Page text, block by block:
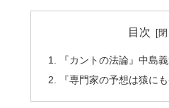
目次
『カントの法論』中島
『専門家の予想は猿に